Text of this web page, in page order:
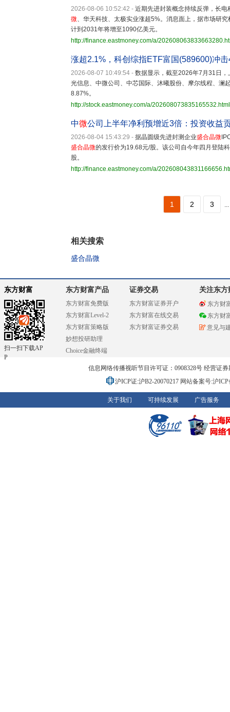
2026-08-06 10:52:42 - 近期先进封装概念持续反弹，长
微、华天科技、太极实业涨超5%。消息面上，据市场研
计到2031年将增至1090亿美元。
http://finance.eastmoney.com/a/
涨超2.1%，科创综指ETF富国(589600)冲
2026-08-07 10:49:54 - 数据显示，截至2026年7月31日
光信息、中微公司、中芯国际、沐曦股份、摩尔线程、澜
8.87%。
http://stock.eastmoney.com/a/202608073835165532.html
中微公司上半年净利预增近3倍：投资收益
2026-08-04 15:43:29 - 据晶圆级先进封测企业盛合晶微
盛合晶微的发行价为19.68元/股。该公司自今年四月登陆
股。
http://finance.eastmoney.com/a/
1 2 3 ...
相关搜索
盛合晶微
东方财富
扫一扫下载AP
P
东方财富产品
东方财富免费版
东方财富Level-2
东方财富策略版
妙想投研助理
Choice金融终端
证券交易
东方财富证券开户
东方财富在线交易
东方财富证券交易
关注东方
东方财
东方财
意见与
信息网络传播视听节目许可证：0908328号 经营证
沪ICP证:沪B2-20070217 网站备案号:沪
关于我们 可持续发展 广告服务